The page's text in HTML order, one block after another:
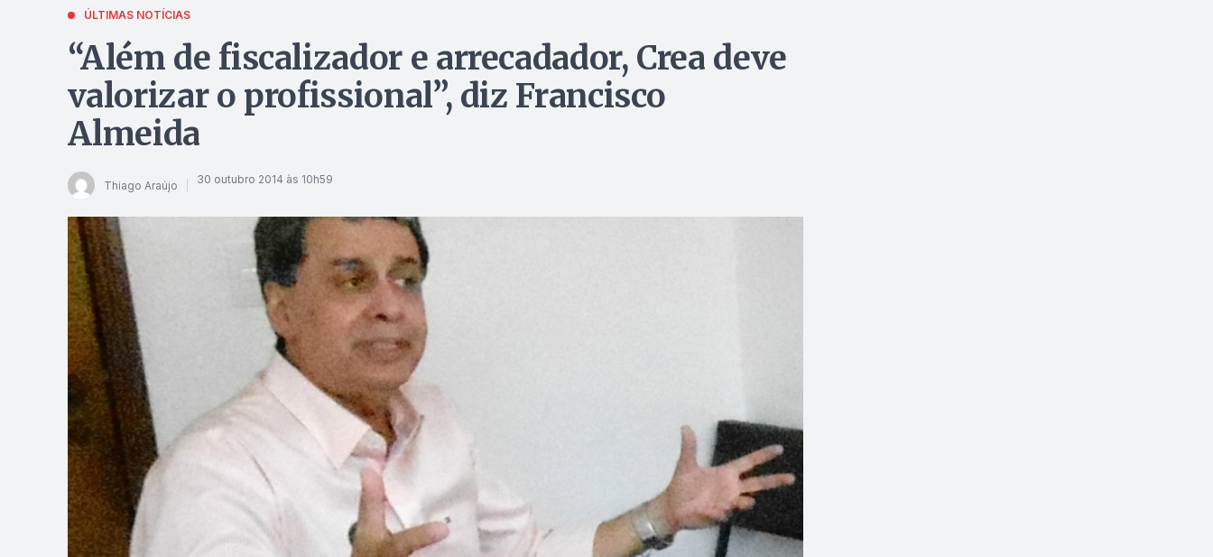
ÚLTIMAS NOTÍCIAS
“Além de fiscalizador e arrecadador, Crea deve
valorizar o profissional”, diz Francisco
Almeida
Thiago Araújo 30 outubro 2014 às 10h59